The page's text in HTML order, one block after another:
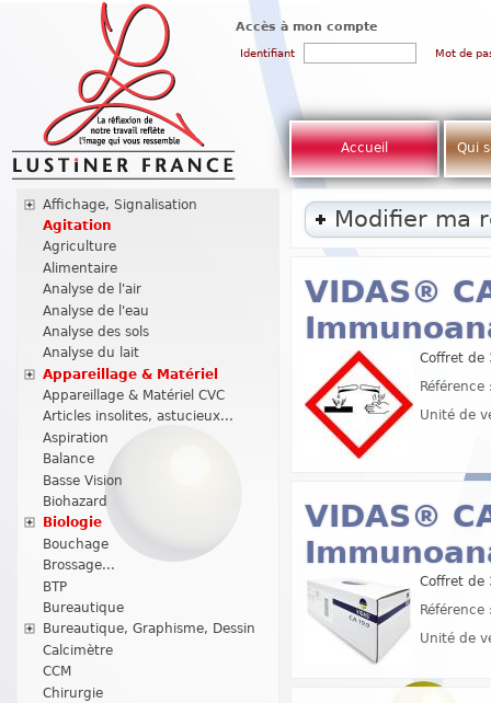
Accès à mon compte
Identifiant Mot de
Accueil Qui
Affichage, Signalisation
Agitation
Agriculture
Alimentaire
Analyse de l'air
Analyse de l'eau
Analyse des sols
Analyse du lait
Appareillage & Matériel
Appareillage & Matériel CVC
Articles insolites, astucieux...
Aspiration
Balance
Basse Vision
Biohazard
Biologie
Bouchage
Brossage...
BTP
Bureautique
Bureautique, Graphisme, Dessin
Calcimètre
CCM
Chirurgie
Modifier ma
VIDAS®
Coffret
Unité de
VIDAS®
Coffret
Unité de